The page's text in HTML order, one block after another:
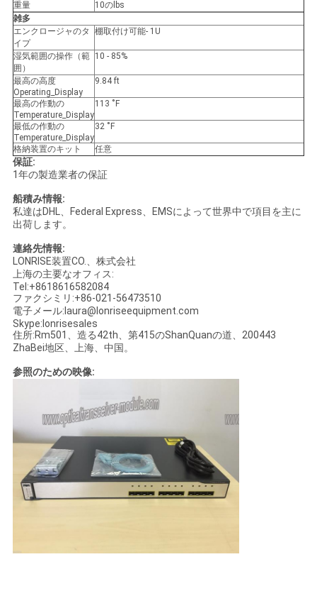
重量
10のlbs
雑多
エンクロージャのタ
イプ
棚取付け可能- 1U
湿気範囲の操作（範
囲）
10 - 85%
最高の高度
Operating_Display
9.84 ft
最高の作動の
Temperature_Display
113 ˚F
最低の作動の
Temperature_Display
32 ˚F
格納装置のキット 任意
保証:
1年の製造業者の保証
船積み情報:
私達はDHL、Federal Express、EMSによって世界中で項目を主に
出荷します。
連絡先情報:
LONRISE装置CO.、株式会社
上海の主要なオフィス:
Tel:+8618616582084
ファクシミリ:+86-021-56473510
電子メール:laura@lonriseequipment.com
Skype:lonrisesales
住所:Rm501、造る42th、第415のShanQuanの道、200443
ZhaBei地区、上海、中国。
参照のための映像: